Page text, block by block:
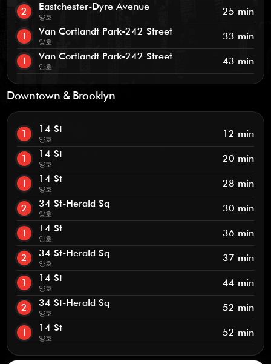
2 Eastchester-Dyre Avenue
양호 25 min
1 Van Cortlandt Park-242 Street
양호 33 min
1 Van Cortlandt Park-242 Street
양호 43 min
Downtown & Brooklyn
1 14 St
양호 12 min
1 14 St
양호 20 min
1 14 St
양호 28 min
2 34 St-Herald Sq
양호 30 min
1 14 St
양호 36 min
2 34 St-Herald Sq
양호 37 min
1 14 St
양호 44 min
2 34 St-Herald Sq
양호 52 min
1 14 St
양호 52 min